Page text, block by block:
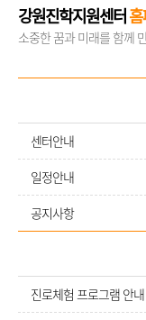
강원진학지원센터
소중한 꿈과 미래를 함께
센터안내
일정안내
공지사항
진로체험 프로그램 안내